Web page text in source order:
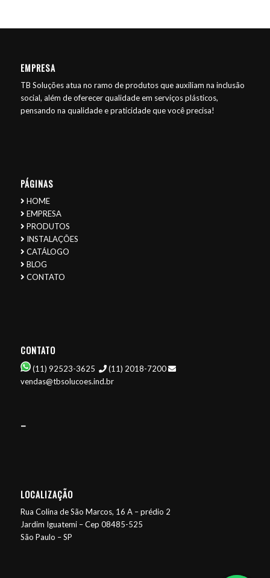
EMPRESA
TB Soluções atua no ramo de produtos que auxiliam na inclusão
social, além de oferecer qualidade em serviços plásticos,
pensando na qualidade e praticidade que você precisa!
PÁGINAS
HOME
EMPRESA
PRODUTOS
INSTALAÇÕES
CATÁLOGO
BLOG
CONTATO
CONTATO
(11) 92523-3625
(11) 2018-7200
vendas@tbsolucoes.ind.br
–
LOCALIZAÇÃO
Rua Colina de São Marcos, 16 A – prédio 2
Jardim Iguatemi – Cep 08485-525
São Paulo – SP